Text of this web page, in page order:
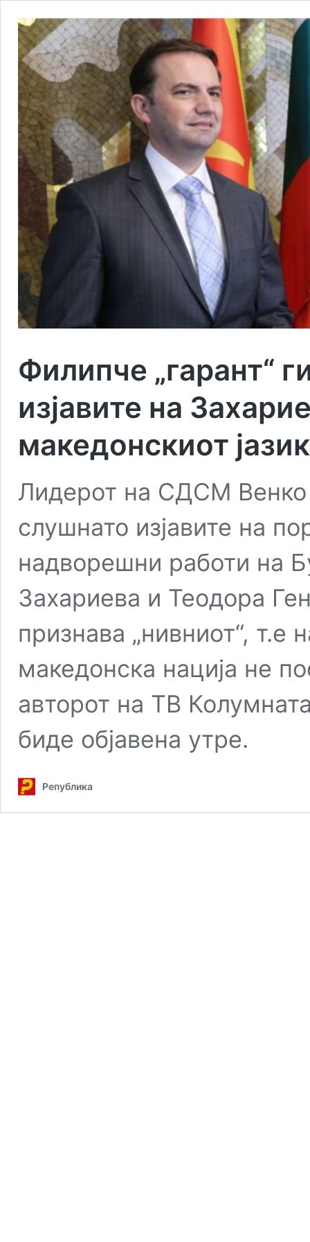
Филипче „гарант“
изјавите на
македонскиот
Лидерот на СДСМ Венко
слушнато изјавите на
надворешни работи на
Захариева и Теодора
признава „нивниот“, т.е
македонска нација не
авторот на ТВ
биде објавена утре.
Република